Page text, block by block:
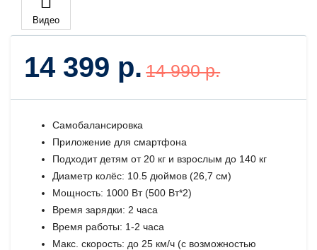
Видео
14 399 р. 14 990 р.
Самобалансировка
Приложение для смартфона
Подходит детям от 20 кг и взрослым до 140 кг
Диаметр колёс: 10.5 дюймов (26,7 см)
Мощность: 1000 Вт (500 Вт*2)
Время зарядки: 2 часа
Время работы: 1-2 часа
Макс. скорость: до 25 км/ч (с возможностью